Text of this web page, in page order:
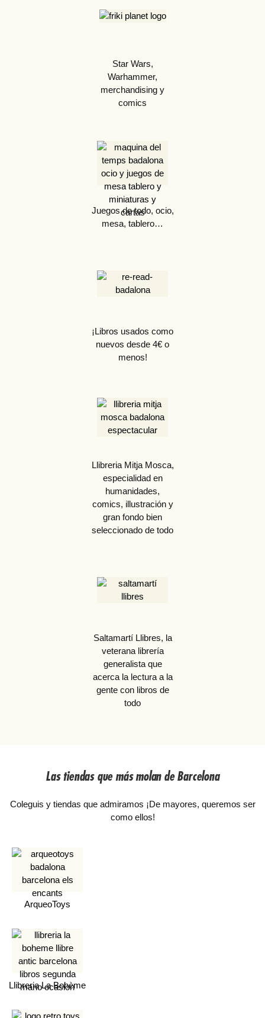
Star Wars,
Warhammer,
merchandising y
comics
Juegos de todo, ocio,
mesa, tablero…
¡Libros usados como
nuevos desde 4€ o
menos!
Llibreria Mitja Mosca,
especialidad en
humanidades,
comics, illustración y
gran fondo bien
seleccionado de todo
Saltamartí Llibres, la
veterana librería
generalista que
acerca la lectura a la
gente con libros de
todo
Las tiendas que más molan de Barcelona
Coleguis y tiendas que admiramos ¡De mayores, queremos ser
como ellos!
ArqueoToys
Llibreria La Bohème